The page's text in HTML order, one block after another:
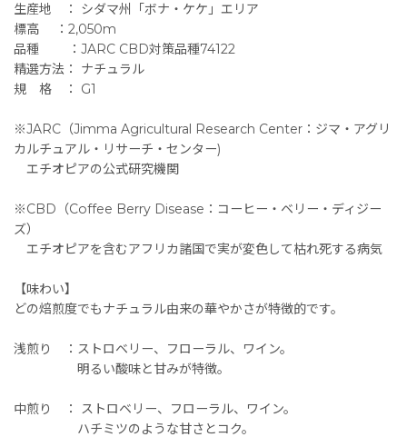
生産地 ： シダマ州「ボナ・ケケ」エリア
標高 ：2,050m
品種 ：JARC CBD対策品種74122
精選方法： ナチュラル
規 格 ： G1
※JARC（Jimma Agricultural Research Center：ジマ・アグリ
カルチュアル・リサーチ・センター)
エチオピアの公式研究機関
※CBD（Coffee Berry Disease：コーヒー・ベリー・ディジー
ズ）
エチオピアを含むアフリカ諸国で実が変色して枯れ死する病気
【味わい】
どの焙煎度でもナチュラル由来の華やかさが特徴的です。
浅煎り ：ストロベリー、フローラル、ワイン。
明るい酸味と甘みが特徴。
中煎り ： ストロベリー、フローラル、ワイン。
ハチミツのような甘さとコク。